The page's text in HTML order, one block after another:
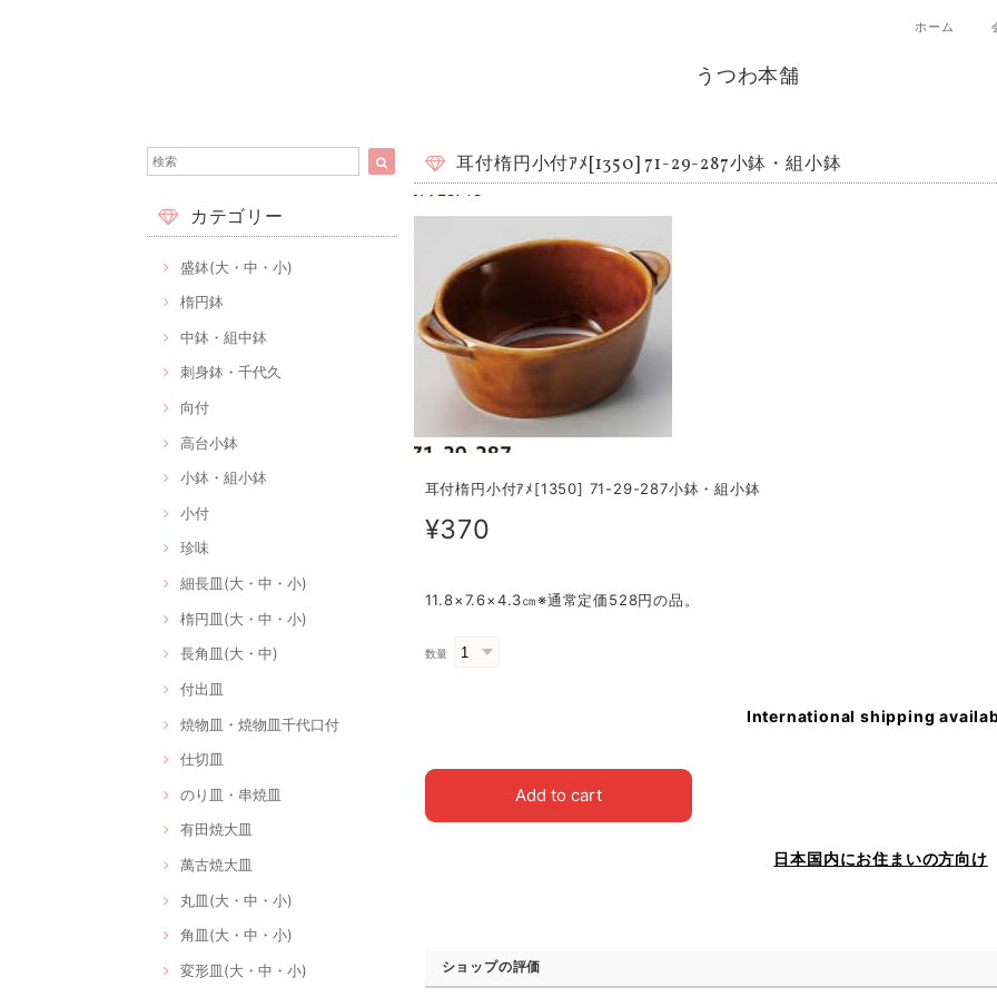
ホーム
うつわ本舗
カテゴリー
盛鉢(大・中・小)
楕円鉢
中鉢・組中鉢
刺身鉢・千代久
向付
高台小鉢
小鉢・組小鉢
小付
珍味
細長皿(大・中・小)
楕円皿(大・中・小)
長角皿(大・中)
付出皿
焼物皿・焼物皿千代口付
仕切皿
のり皿・串焼皿
有田焼大皿
萬古焼大皿
丸皿(大・中・小)
角皿(大・中・小)
変形皿(大・中・小)
耳付楕円小付ｱﾒ[1350] 71-29-287小鉢・組小鉢
耳付楕円小付ｱﾒ[1350] 71-29-287小鉢・組小鉢
¥370
11.8×7.6×4.3㎝※通常定価528円の品。
数量
International shipping
Add to cart
日本国内にお住まいの方向け
ショップの評価